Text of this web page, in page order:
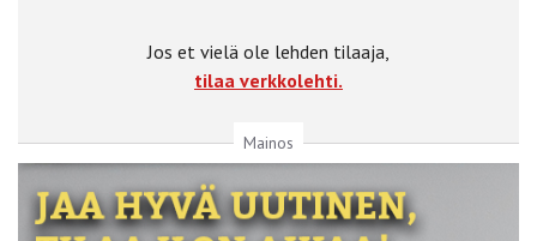
Jos et vielä ole lehden tilaaja,
tilaa verkkolehti.
Mainos